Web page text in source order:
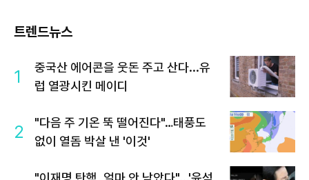
트렌드뉴스
1
중국산 에어콘을 웃돈 주고 산다...유
럽 열광시킨 메이디
2
"다음 주 기온 뚝 떨어진다"…태풍도
없이 열돔 박살 낸 '이것'